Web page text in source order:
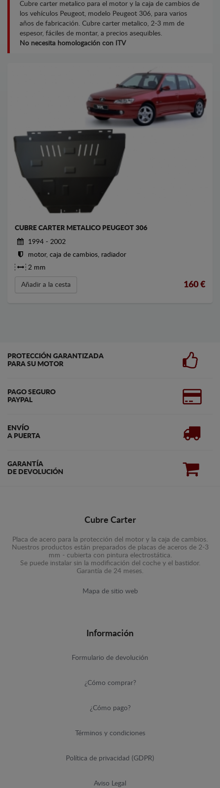
Cubre carter metalico para el motor y la caja de cambios de
los vehículos Peugeot, modelo Peugeot 306, para varios
años de fabricación. Cubre carter metalico, 2-3 mm de
espesor, fáciles de montar, a precios asequibles.
No necesita homologación con ITV
CUBRE CARTER METALICO PEUGEOT 306
1994 - 2002
motor, caja de cambios, radiador
2 mm
Añadir a la cesta 160 €
PROTECCIÓN GARANTIZADA
PARA SU MOTOR
PAGO SEGURO
PAYPAL
ENVÍO
A PUERTA
GARANTÍA
DE DEVOLUCIÓN
Cubre Carter
Placa de acero para la protección del motor y la caja de cambios.
Nuestros productos están preparados de placas de aceros de 2-3
mm - cubierta con pintura electrostática.
Se puede instalar sin la modificación del coche y el bastidor.
Garantía de 24 meses.
Mapa de sitio web
Información
Formulario de devolución
¿Cómo comprar?
¿Cómo pago?
Términos y condiciones
Política de privacidad (GDPR)
Aviso Legal